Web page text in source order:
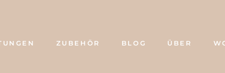
ZUBEHÖR BLOG ÜBER